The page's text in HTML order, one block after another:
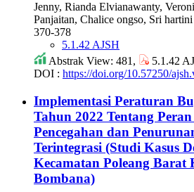
Jenny, Rianda Elvianawanty,
Panjaitan, Chalice ongso, Sri hartini
370-378
5.1.42 AJSH
Abstrak View: 481,
5.1.42
DOI : https://doi.org/10.57250/
Implementasi Peraturan
Tahun 2022 Tentang
Pencegahan dan
Terintegrasi (Studi Kasus
Kecamatan Poleang Barat
Bombana)